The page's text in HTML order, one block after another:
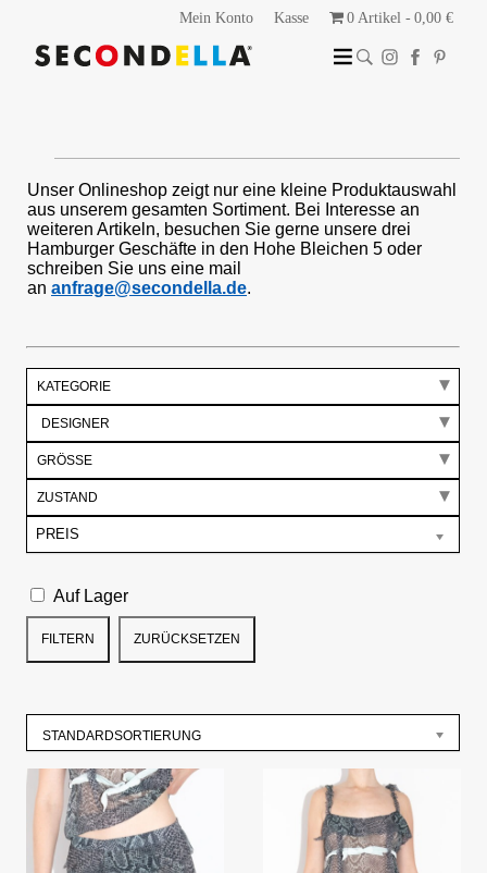
Mein Konto Kasse 0 Artikel 0,00 €
Unser Onlineshop zeigt nur eine kleine Produktauswahl
aus unserem gesamten Sortiment. Bei Interesse an
weiteren Artikeln, besuchen Sie gerne unsere drei
Hamburger Geschäfte in den Hohe Bleichen 5 oder
schreiben Sie uns eine mail
an anfrage@secondella.de.
KATEGORIE
GRÖSSE
ZUSTAND
PREIS
Auf Lager
ZURÜCKSETZEN
FILTERN
STANDARDSORTIERUNG